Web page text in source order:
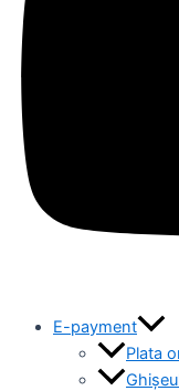
E-payment
Plata